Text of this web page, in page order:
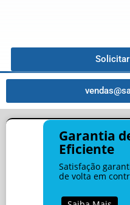
Garantia
Eficiente
Satisfação
de volta em